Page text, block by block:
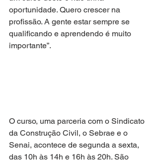
oportunidade. Quero crescer na
profissão. A gente estar sempre se
qualificando e aprendendo é muito
importante”.
O curso, uma parceria com o Sindicato
da Construção Civil, o Sebrae e o
Senai, acontece de segunda a sexta,
das 10h às 14h e 16h às 20h. São